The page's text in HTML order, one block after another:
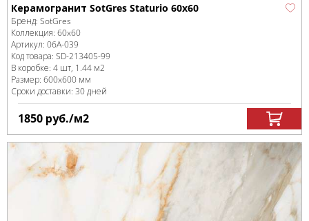
Керамогранит SotGres Staturio 60x60
Бренд: SotGres
Коллекция: 60x60
Артикул: 06A-039
Код товара: SD-213405-99
В коробке: 4 шт, 1.44 м2
Размер: 600x600 мм
Сроки доставки: 30 дней
1850 руб./м2